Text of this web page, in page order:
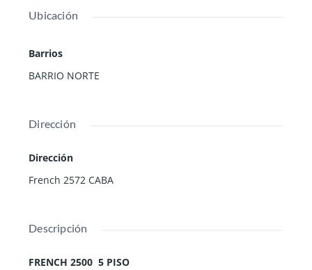
Ubicación
Barrios
BARRIO NORTE
Dirección
Dirección
French 2572 CABA
Descripción
FRENCH 2500 5 PISO